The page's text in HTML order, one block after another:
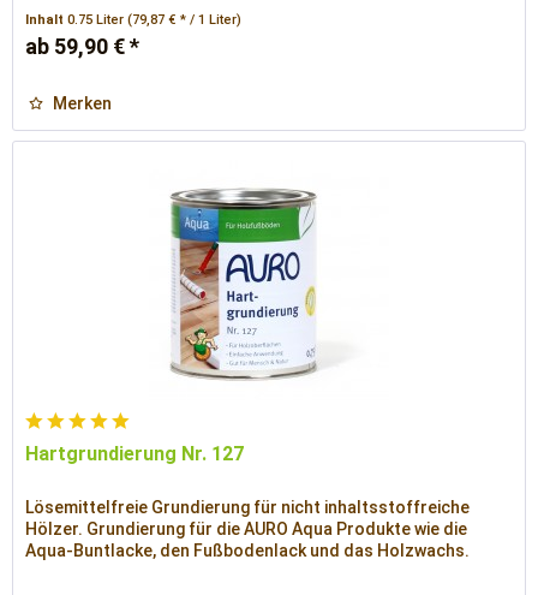
Inhalt0.75 Liter(79,87 € * / 1 Liter)
ab 59,90 € *
Merken
Hartgrundierung Nr. 127
Lösemittelfreie Grundierung für nicht inhaltsstoffreiche
Hölzer. Grundierung für die AURO Aqua Produkte wie die
Aqua-Buntlacke, den Fußbodenlack und das Holzwachs.